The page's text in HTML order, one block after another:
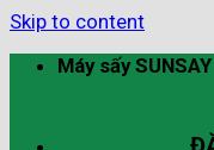
Skip to content
Máy sấy SUNSAY